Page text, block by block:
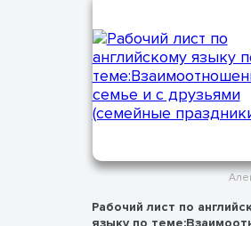
Рабочий лист по